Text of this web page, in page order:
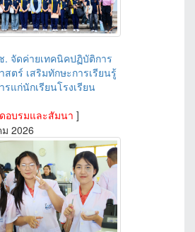
. จัดค่ายเทคนิคปฏิบัติการ
สตร์ เสริมทักษะการเรียนรู้
รแก่นักเรียนโรงเรียน
อบรมและสัมนา ]
2026